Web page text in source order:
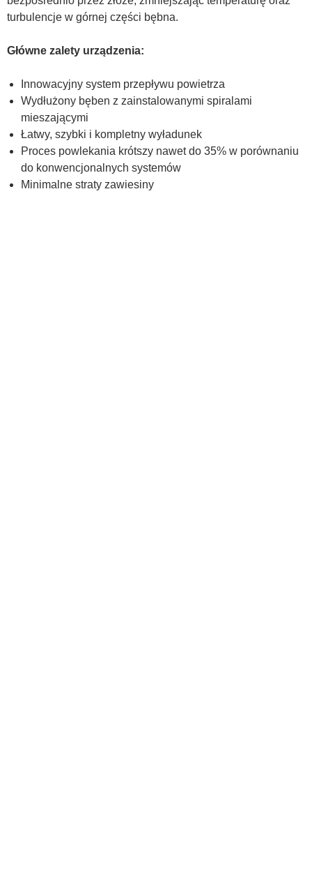
turbulencje w górnej części bębna.
Główne zalety urządzenia:
Innowacyjny system przepływu powietrza
Wydłużony bęben z zainstalowanymi spiralami
mieszającymi
Łatwy, szybki i kompletny wyładunek
Proces powlekania krótszy nawet do 35% w porównaniu
do konwencjonalnych systemów
Minimalne straty zawiesiny